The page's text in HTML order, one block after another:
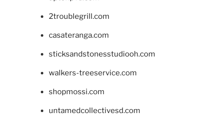
2troublegrill.com
casateranga.com
sticksandstonesstudiooh.com
walkers-treeservice.com
shopmossi.com
untamedcollectivesd.com